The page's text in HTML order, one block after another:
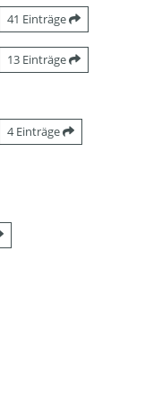
41 Einträge
13 Einträge
4 Einträge